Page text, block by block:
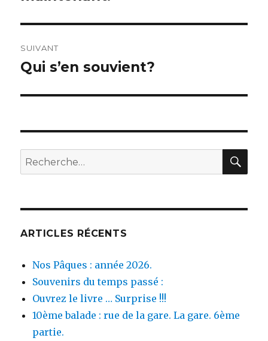
SUIVANT
Publication
Qui s’en souvient?
Recherche
pour :
ARTICLES RÉCENTS
Nos Pâques : année 2026.
Souvenirs du temps passé :
Ouvrez le livre … Surprise !!!
10ème balade : rue de la gare. La gare. 6ème
partie.